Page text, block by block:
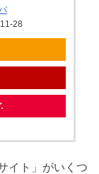
28
イト」がいくつ